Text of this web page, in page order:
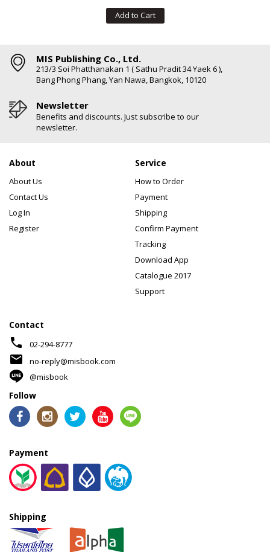
Add to Cart
MIS Publishing Co., Ltd.
213/3 Soi Phatthanakan 1 ( Sathu Pradit 34 Yaek 6 ),
Bang Phong Phang, Yan Nawa, Bangkok, 10120
Newsletter
Benefits and discounts. Just subscribe to our
newsletter.
About
About Us
Contact Us
Log In
Register
Service
How to Order
Payment
Shipping
Confirm Payment
Tracking
Download App
Catalogue 2017
Support
Contact
phone 02-294-8777
mail
no-reply@misbook.com
@misbook
Follow
Payment
Shipping